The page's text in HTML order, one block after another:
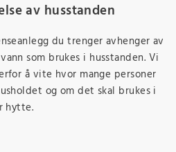
av husstanden
du trenger avhenger av
som brukes i husstanden. Vi
å vite hvor mange personer
og om det skal brukes i
hytte.